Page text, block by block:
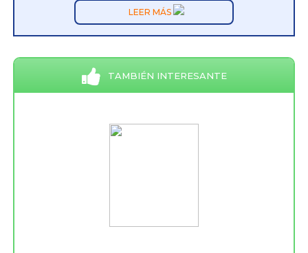
LEER MÁS
TAMBIÉN INTERESANTE